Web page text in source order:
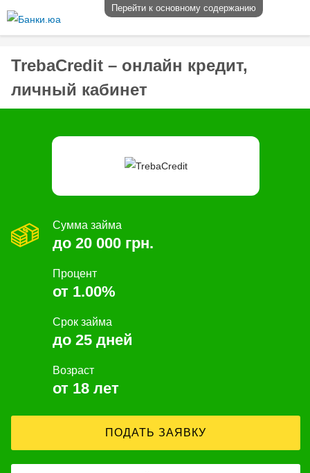
Перейти к основному содержанию
TrebaCredit – онлайн кредит,
личный кабинет
Сумма займа
до 20 000 грн.
Процент
от 1.00%
Срок займа
до 25 дней
Возраст
от 18 лет
ПОДАТЬ ЗАЯВКУ